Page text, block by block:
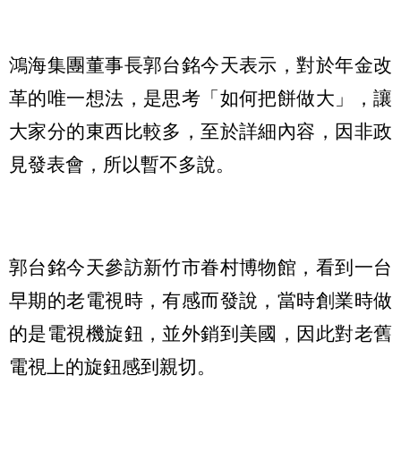
鴻海集團董事長郭台銘今天表示，對於年金改
革的唯一想法，是思考「如何把餅做大」，讓
大家分的東西比較多，至於詳細內容，因非政
見發表會，所以暫不多說。
郭台銘今天參訪新竹市眷村博物館，看到一台
早期的老電視時，有感而發說，當時創業時做
的是電視機旋鈕，並外銷到美國，因此對老舊
電視上的旋鈕感到親切。